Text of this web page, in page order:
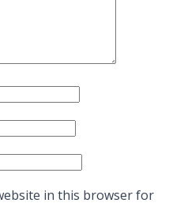
in this browser for